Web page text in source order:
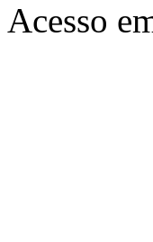
Acesso